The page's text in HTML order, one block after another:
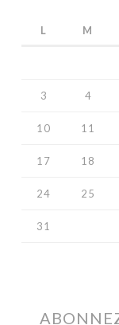
L M
3 4
10 11
17 18
24 25
31